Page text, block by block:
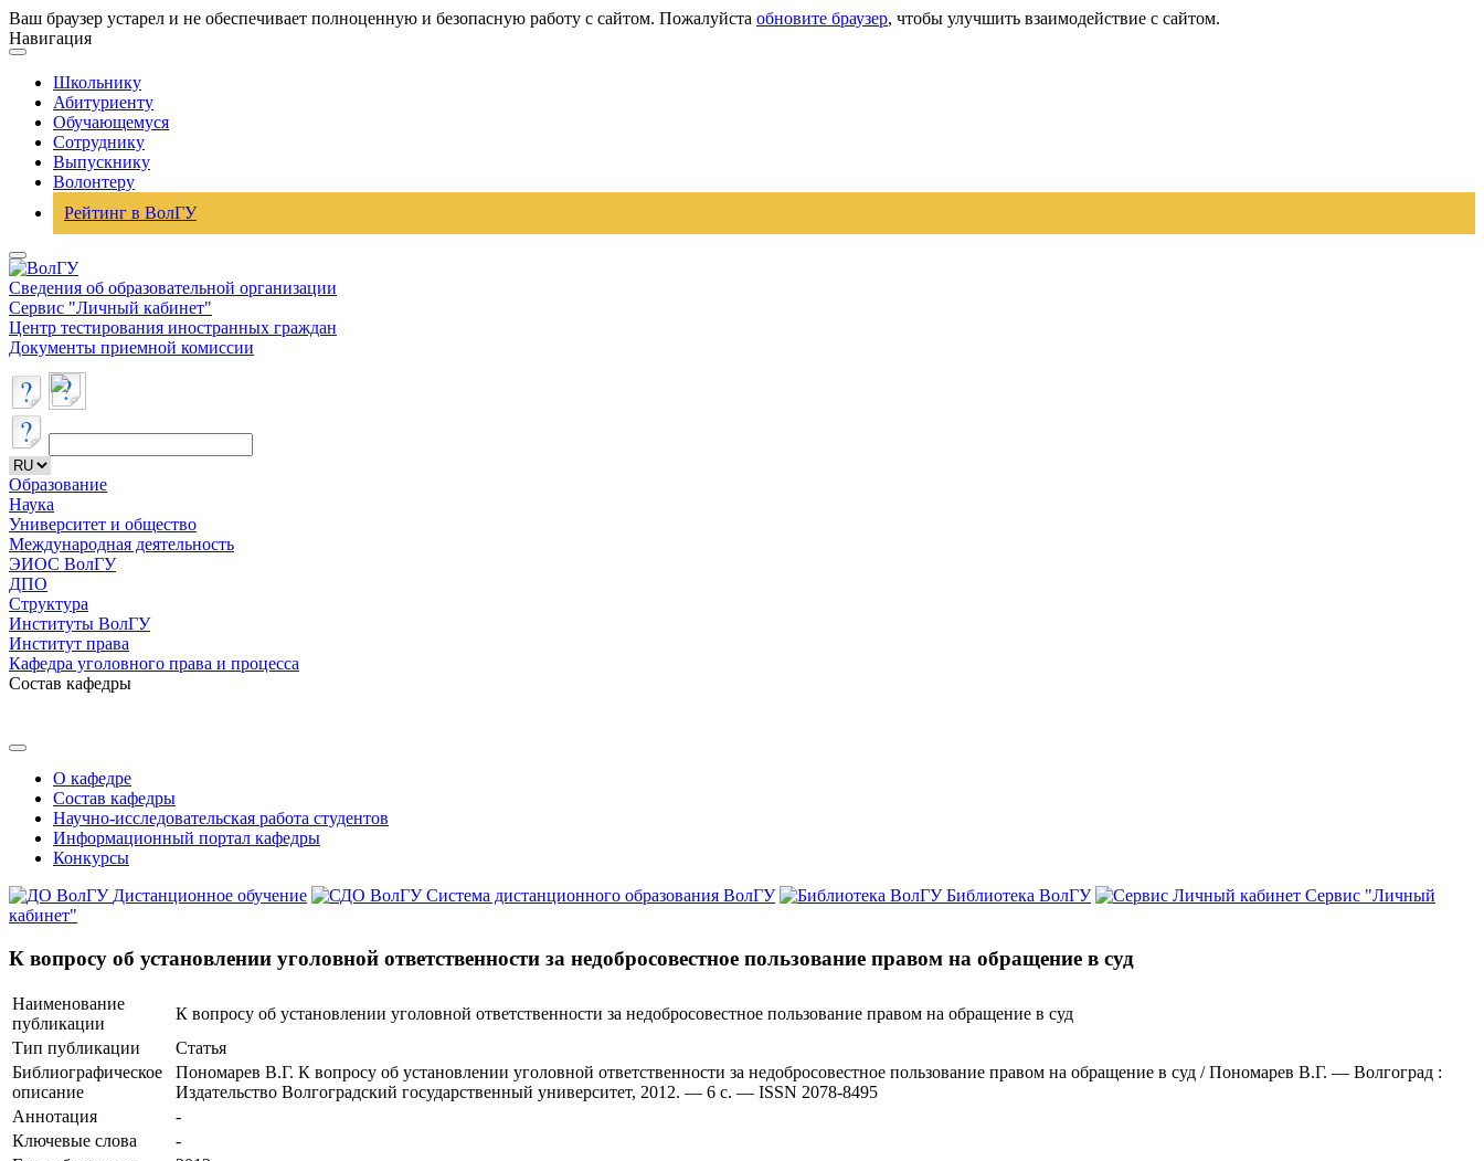
Ваш браузер устарел и не обеспечивает полноценную и безопасную работу с сайтом. Пожалуйста обновите браузер, чтобы улучшить взаимодействие с сайтом.
Навигация
Школьнику
Абитуриенту
Обучающемуся
Сотруднику
Выпускнику
Волонтеру
Рейтинг в ВолГУ
Сведения об образовательной организации
Сервис "Личный кабинет"
Центр тестирования иностранных граждан
Документы приемной комиссии
Образование
Наука
Университет и общество
Международная деятельность
ЭИОС ВолГУ
ДПО
Структура
Институты ВолГУ
Институт права
Кафедра уголовного права и процесса
Состав кафедры
О кафедре
Состав кафедры
Научно-исследовательская работа студентов
Информационный портал кафедры
Конкурсы
Дистанционное обучение
Система дистанционного образования ВолГУ Библиотека ВолГУ
Сервис "Личный
кабинет"
К вопросу об установлении уголовной ответственности за недобросовестное пользование правом на обращение в суд
Наименование
публикации
К вопросу об установлении уголовной ответственности за недобросовестное пользование правом на обращение в суд
Тип публикации
Статья
Библиографическое
описание
Пономарев В.Г. К вопросу об установлении уголовной ответственности за недобросовестное пользование правом на обращение в суд / Пономарев В.Г. — Волгоград :
Издательство Волгоградский государственный университет, 2012. — 6 с. — ISSN 2078-8495
Аннотация
-
Ключевые cлова
-